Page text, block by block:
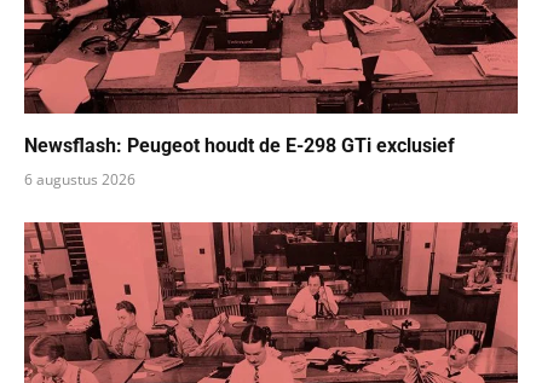
Newsflash: Peugeot houdt de E-298 GTi exclusief
6 augustus 2026